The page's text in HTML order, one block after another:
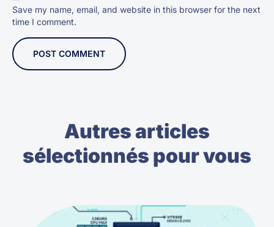
Save my name, email, and website in this browser for the next
time I comment.
Autres articles
sélectionnés pour vous